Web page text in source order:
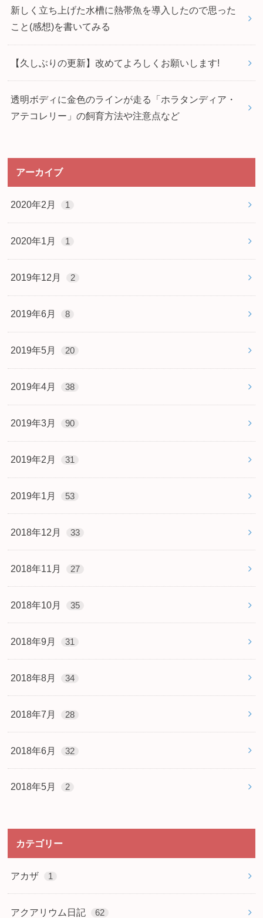
新しく立ち上げた水槽に熱帯魚を導入したので思った
こと(感想)を書いてみる
【久しぶりの更新】改めてよろしくお願いします!
透明ボディに金色のラインが走る「ホラタンディア・
アテコレリー」の飼育方法や注意点など
アーカイブ
2020年2月 1
2020年1月 1
2019年12月 2
2019年6月 8
2019年5月 20
2019年4月 38
2019年3月 90
2019年2月 31
2019年1月 53
2018年12月 33
2018年11月 27
2018年10月 35
2018年9月 31
2018年8月 34
2018年7月 28
2018年6月 32
2018年5月 2
カテゴリー
アカザ 1
アクアリウム日記 62